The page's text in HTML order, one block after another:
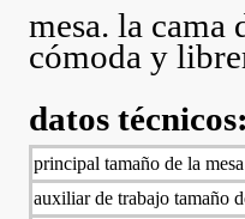
mesa. la cama
cómoda y
datos
principal tamaño de la
auxiliar de trabajo tamaño